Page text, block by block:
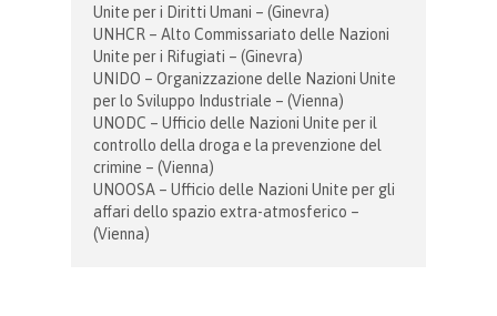
Unite per i Diritti Umani – (Ginevra)
UNHCR – Alto Commissariato delle Nazioni
Unite per i Rifugiati – (Ginevra)
UNIDO – Organizzazione delle Nazioni Unite
per lo Sviluppo Industriale – (Vienna)
UNODC – Ufficio delle Nazioni Unite per il
controllo della droga e la prevenzione del
crimine – (Vienna)
UNOOSA – Ufficio delle Nazioni Unite per gli
affari dello spazio extra-atmosferico –
(Vienna)